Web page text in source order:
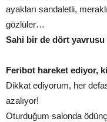
ayakları sandaletli,
gözlüler…
Sahi bir de dört
Feribot hareket ediyor,
Dikkat ediyorum, her
azalıyor!
Oturduğum salonda